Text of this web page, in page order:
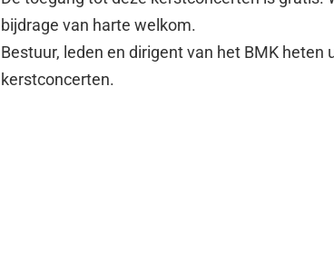
bijdrage van harte welkom.
Bestuur, leden en dirigent van het BMK heten
kerstconcerten.